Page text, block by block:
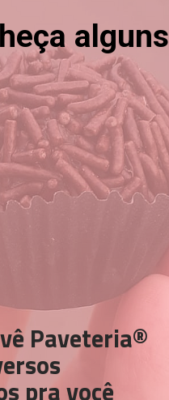
Paveteria®
pra você
alguns